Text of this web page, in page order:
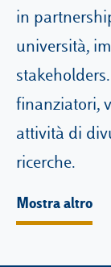
in
università,
finanziatori,
attività di
ricerche.
Mostra altro